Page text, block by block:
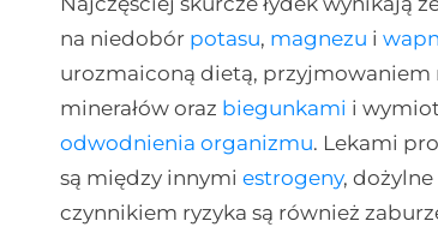
na niedobór potasu, magnezu i
urozmaiconą dietą, przyjmowaniem
minerałów oraz biegunkami i
odwodnienia organizmu. Lekami
są między innymiestrogeny,
czynnikiem ryzyka są również